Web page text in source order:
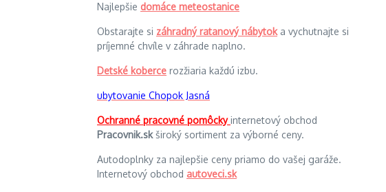
Najlepšie domáce meteostanice
Obstarajte si záhradný ratanový nábytoka vychutnajte si
príjemné chvíle v záhrade naplno.
Detské koberce rozžiaria každú izbu.
ubytovanie Chopok Jasná
Ochranné pracovné pomôckyinternetový obchod
Pracovnik.skširoký sortiment za výborné ceny.
Autodoplnky za najlepšie ceny priamo do vašej garáže.
Internetový obchod autoveci.sk